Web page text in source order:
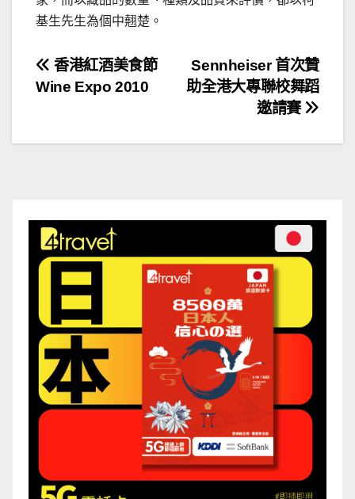
基生先生為個中翹楚。
文
導
Sennheiser 首次贊
助全港大專聯校舞蹈
邀請賽
香港紅酒美食節
Wine Expo 2010